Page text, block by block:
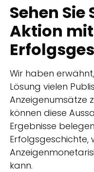
Sehen Sie
Aktion
Wir haben
Lösung vielen
Anzeigenumsätze
können diese
Ergebnisse
Erfolgsgeschichte,
kann.